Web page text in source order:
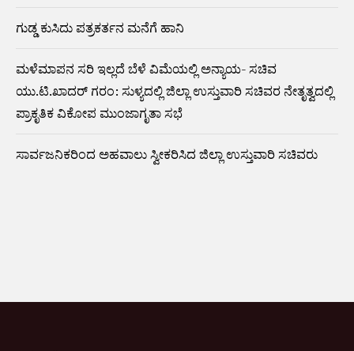
ಗುಡ್ಡ ಕುಸಿದು ಪತ್ರಕರ್ತನ ಮನೆಗೆ ಹಾನಿ
ಮಳೆಮಾಪನ ಸರಿ ಇಲ್ಲದೆ ಬೆಳೆ ವಿಮೆಯಲ್ಲಿ ಅನ್ಯಾಯ- ಸಚಿವ
ಯು.ಟಿ.ಖಾದರ್ ಗರಂ: ಸುಳ್ಯದಲ್ಲಿ ಜಿಲ್ಲಾ ಉಸ್ತುವಾರಿ ಸಚಿವರ ನೇತೃತ್ವದಲ್ಲಿ
ಪ್ರಾಕೃತಿಕ ವಿಕೋಪ ಮುಂಜಾಗೃತಾ ಸಭೆ
ಸಾರ್ವಜನಿಕರಿಂದ ಅಹವಾಲು ಸ್ವೀಕರಿಸಿದ ಜಿಲ್ಲಾ ಉಸ್ತುವಾರಿ ಸಚಿವರು